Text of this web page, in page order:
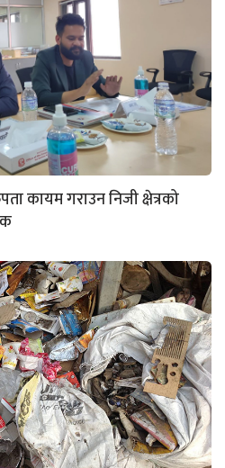
कायम गराउन निजी क्षेत्रको